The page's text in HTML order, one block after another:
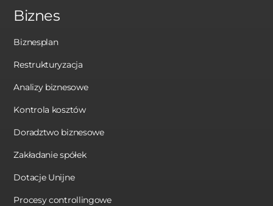
Biznes
Biznesplan
Restrukturyzacja
Analizy biznesowe
Kontrola kosztów
Doradztwo biznesowe
Zakładanie spółek
Dotacje Unijne
Procesy controllingowe